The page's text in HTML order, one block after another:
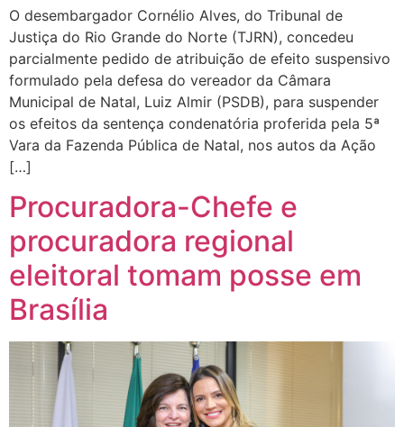
O desembargador Cornélio Alves, do Tribunal de
Justiça do Rio Grande do Norte (TJRN), concedeu
parcialmente pedido de atribuição de efeito suspensivo
formulado pela defesa do vereador da Câmara
Municipal de Natal, Luiz Almir (PSDB), para suspender
os efeitos da sentença condenatória proferida pela 5ª
Vara da Fazenda Pública de Natal, nos autos da Ação
[…]
Procuradora-Chefe e
procuradora regional
eleitoral tomam posse em
Brasília